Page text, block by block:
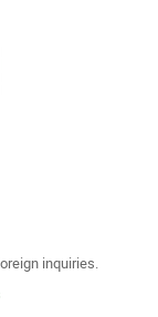
inquiries.